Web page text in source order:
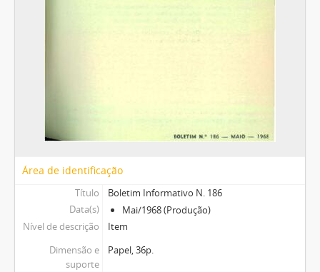
Área de identificação
Título
Boletim Informativo N. 186
Data(s)
Mai/1968 (Produção)
Nível de descrição
Item
Dimensão e
suporte
Papel, 36p.